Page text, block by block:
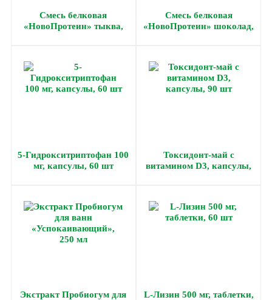
Смесь белковая
«НовоПротеин» тыква,
Смесь белковая
«НовоПротеин» шоколад,
5-Гидрокситриптофан 100
мг, капсулы, 60 шт
Токсидонт-май с
витамином D3, капсулы,
Экстракт Пробиогум для
L-Лизин 500 мг, таблетки,